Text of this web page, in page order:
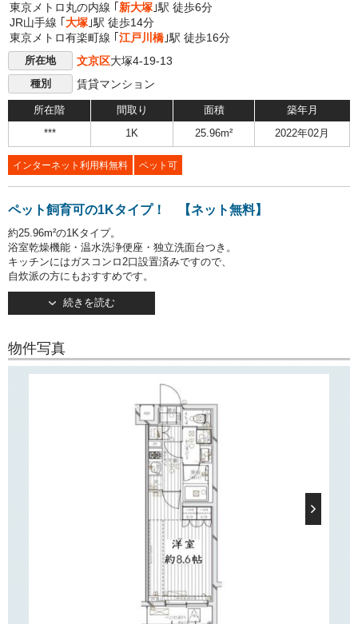
東京メトロ丸の内線 ｢ 新大塚 ｣駅 徒歩6分
JR山手線 ｢ 大塚 ｣駅 徒歩14分
東京メトロ有楽町線 ｢ 江戸川橋 ｣駅 徒歩16分
所在地 文京区大塚4-19-13
種別 賃貸マンション
所在階 間取り 面積 築年月
*** 1K 25.96m² 2022年02月
インターネット利用料無料 ペット可
ペット飼育可の1Kタイプ！ 【ネット無料】
約25.96m²の1Kタイプ。
浴室乾燥機能・温水洗浄便座・独立洗面台つき。
キッチンにはガスコンロ2口設置済みですので、
自炊派の方にもおすすめです。
洋室は柱や梁が少なく家具の配置がしやすいです！
塚）」。
丸ノ内線「新大塚」駅徒歩6分。
その他「大塚」駅も利用可能。
オートロック・宅配ボックス・防犯カメラ完備。
玄関のカギはハンズフリーシステムが採用されておりますので、
キーを取り出すことなく開錠することができます。
インターネット無料 。さらに
月々の経費を節約することができ、大切な家族の一員であるペットと一
「REGALIZ文京大塚」の周辺には「ライフ」「まいばすけっと」などの
「セブンイレブン」などのコンビニエンスストアがございます。
続きを読む
物件写真